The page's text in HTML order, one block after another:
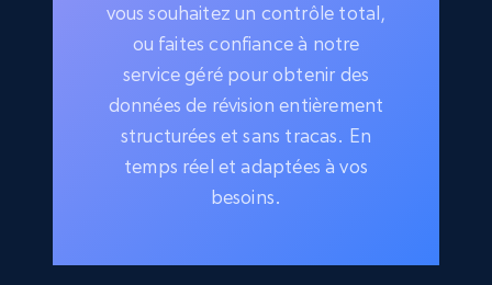
vous souhaitez un contrôle total,
ou faites confiance à notre
service géré pour obtenir des
données de révision entièrement
structurées et sans tracas. En
temps réel et adaptées à vos
besoins.